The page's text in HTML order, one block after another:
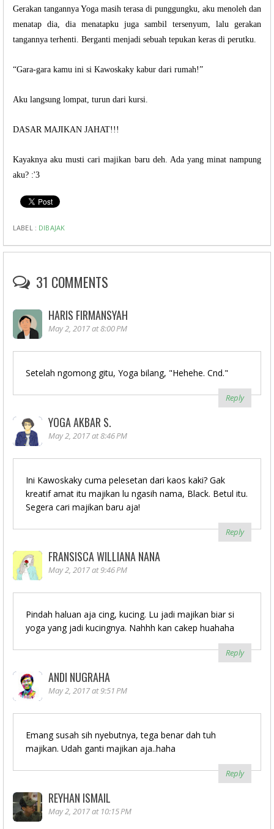
Gerakan tangannya Yoga masih terasa di punggungku, aku menoleh dan
menatap dia, dia menatapku juga sambil tersenyum, lalu gerakan
tangannya terhenti. Berganti menjadi sebuah tepukan keras di perutku.
“Gara-gara kamu ini si Kawoskaky kabur dari rumah!”
Aku langsung lompat, turun dari kursi.
DASAR MAJIKAN JAHAT!!!
Kayaknya aku musti cari majikan baru deh. Ada yang minat nampung
aku? :'3
LABEL : DIBAJAK
31 COMMENTS
HARIS FIRMANSYAH
May 2, 2017 at 8:00 PM
Setelah ngomong gitu, Yoga bilang, "Hehehe. Cnd."
Reply
YOGA AKBAR S.
May 2, 2017 at 8:46 PM
Ini Kawoskaky cuma pelesetan dari kaos kaki? Gak
kreatif amat itu majikan lu ngasih nama, Black. Betul itu.
Segera cari majikan baru aja!
Reply
FRANSISCA WILLIANA NANA
May 2, 2017 at 9:46 PM
Pindah haluan aja cing, kucing. Lu jadi majikan biar si
yoga yang jadi kucingnya. Nahhh kan cakep huahaha
Reply
ANDI NUGRAHA
May 2, 2017 at 9:51 PM
Emang susah sih nyebutnya, tega benar dah tuh
majikan. Udah ganti majikan aja..haha
Reply
REYHAN ISMAIL
May 2, 2017 at 10:15 PM